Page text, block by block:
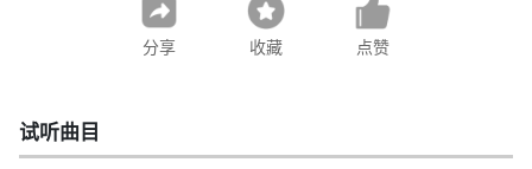
分享 收藏 点赞
试听曲目